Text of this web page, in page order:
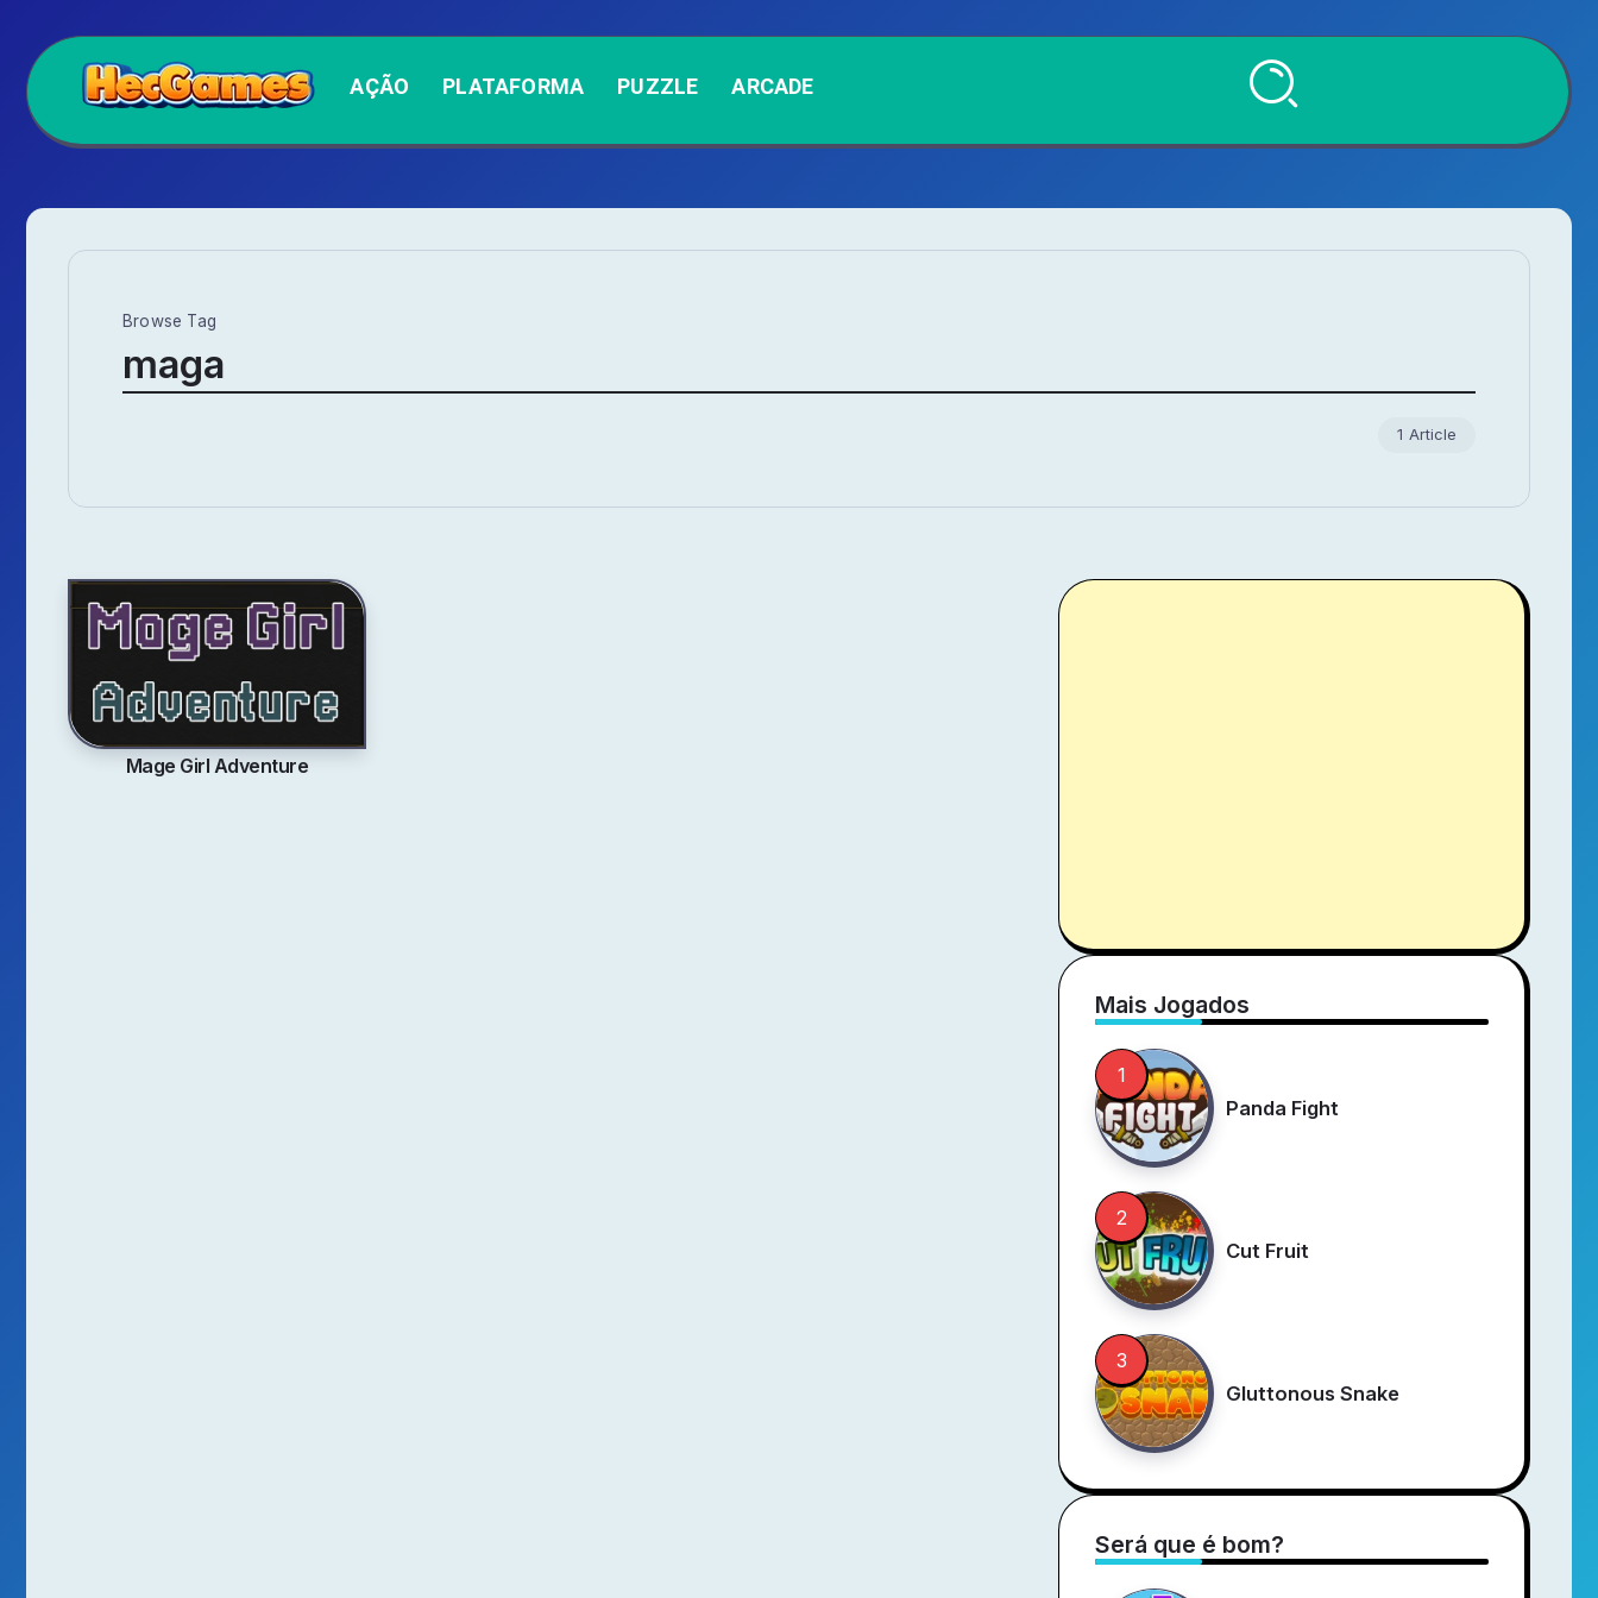
AÇÃO PLATAFORMA PUZZLE ARCADE
Browse Tag
maga
1 Article
Mage Girl Adventure
Mais Jogados
Panda Fight
Cut Fruit
Gluttonous Snake
Será que é bom?